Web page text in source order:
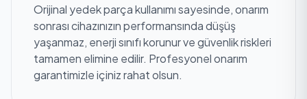
Orijinal yedek parça kullanımı sayesinde, onarım
sonrası cihazınızın performansında düşüş
yaşanmaz, enerji sınıfı korunur ve güvenlik riskleri
tamamen elimine edilir. Profesyonel onarım
garantimizle içiniz rahat olsun.